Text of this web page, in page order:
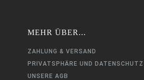
MEHR ÜBER...
ZAHLUNG & VERSAND
PRIVATSPHÄRE UND DATENSCHUTZ
UNSERE AGB